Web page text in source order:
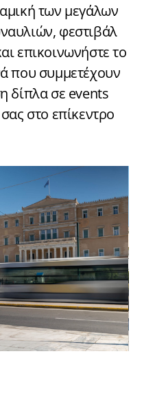
των μεγάλων
φεστιβάλ
επικοινωνήστε το
που συμμετέχουν
δίπλα σε events
στο επίκεντρο